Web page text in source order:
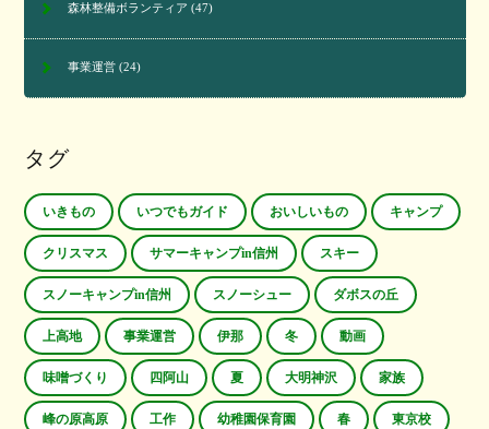
森林整備ボランティア (47)
事業運営(24)
タグ
いきもの いつでもガイド おいしいもの キャンプ
クリスマス サマーキャンプin信州 スキー
スノーキャンプin信州 スノーシュー ダボスの丘
上高地 事業運営 伊那 冬 動画
味噌づくり 四阿山 夏 大明神沢 家族
峰の原高原 工作 幼稚園保育園 春 東京校